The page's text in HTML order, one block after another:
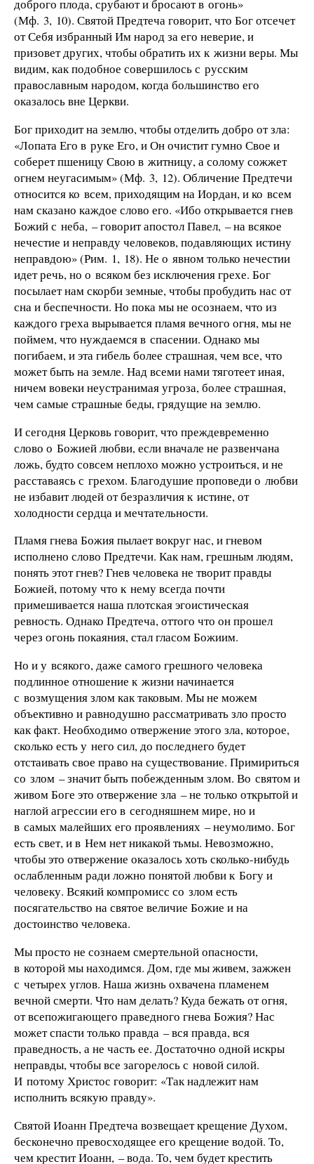
доброго плода, срубают и бросают в огонь»
(Мф. 3, 10). Святой Предтеча говорит, что Бог отсечет
от Себя избранный Им народ за его неверие, и
призовет других, чтобы обратить их к жизни веры. Мы
видим, как подобное совершилось с русским
православным народом, когда большинство его
оказалось вне Церкви.
Бог приходит на землю, чтобы отделить добро от зла:
«Лопата Его в руке Его, и Он очистит гумно Свое и
соберет пшеницу Свою в житницу, а солому сожжет
огнем неугасимым» (Мф. 3, 12). Обличение Предтечи
относится ко всем, приходящим на Иордан, и ко всем
нам сказано каждое слово его. «Ибо открывается гнев
Божий с неба, – говорит апостол Павел, – на всякое
нечестие и неправду человеков, подавляющих истину
неправдою» (Рим. 1, 18). Не о явном только нечестии
идет речь, но о всяком без исключения грехе. Бог
посылает нам скорби земные, чтобы пробудить нас от
сна и беспечности. Но пока мы не осознаем, что из
каждого греха вырывается пламя вечного огня, мы не
поймем, что нуждаемся в спасении. Однако мы
погибаем, и эта гибель более страшная, чем все, что
может быть на земле. Над всеми нами тяготеет иная,
ничем вовеки неустранимая угроза, более страшная,
чем самые страшные беды, грядущие на землю.
И сегодня Церковь говорит, что преждевременно
слово о Божией любви, если вначале не развенчана
ложь, будто совсем неплохо можно устроиться, и не
расставаясь с грехом. Благодушие проповеди о любви
не избавит людей от безразличия к истине, от
холодности сердца и мечтательности.
Пламя гнева Божия пылает вокруг нас, и гневом
исполнено слово Предтечи. Как нам, грешным людям,
понять этот гнев? Гнев человека не творит правды
Божией, потому что к нему всегда почти
примешивается наша плотская эгоистическая
ревность. Однако Предтеча, оттого что он прошел
через огонь покаяния, стал гласом Божиим.
Но и у всякого, даже самого грешного человека
подлинное отношение к жизни начинается
с возмущения злом как таковым. Мы не можем
объективно и равнодушно рассматривать зло просто
как факт. Необходимо отвержение этого зла, которое,
сколько есть у него сил, до последнего будет
отстаивать свое право на существование. Примириться
со злом – значит быть побежденным злом. Во святом и
живом Боге это отвержение зла – не только открытой и
наглой агрессии его в сегодняшнем мире, но и
в самых малейших его проявлениях – неумолимо. Бог
есть свет, и в Нем нет никакой тьмы. Невозможно,
чтобы это отвержение оказалось хоть сколько-нибудь
ослабленным ради ложно понятой любви к Богу и
человеку. Всякий компромисс со злом есть
посягательство на святое величие Божие и на
достоинство человека.
Мы просто не сознаем смертельной опасности,
в которой мы находимся. Дом, где мы живем, зажжен
с четырех углов. Наша жизнь охвачена пламенем
вечной смерти. Что нам делать? Куда бежать от огня,
от всепожигающего праведного гнева Божия? Нас
может спасти только правда – вся правда, вся
праведность, а не часть ее. Достаточно одной искры
неправды, чтобы все загорелось с новой силой.
И потому Христос говорит: «Так надлежит нам
исполнить всякую правду».
Святой Иоанн Предтеча возвещает крещение Духом,
бесконечно превосходящее его крещение водой. То,
чем крестит Иоанн, – вода. То, чем будет крестить